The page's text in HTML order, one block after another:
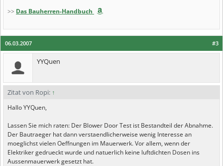
>> Das Bauherren-Handbuch
#3
06.03.2007
YYQuen
Zitat von Ropi: ↑
Hallo YYQuen,
Lassen Sie mich raten: Der Blower Door Test ist Bestandteil der Abnahme.
Der Bautraeger hat dann verstaendlicherweise wenig Interesse an
moeglichst vielen Oeffnungen im Mauerwerk. Vor allem, wenn der
Elektriker gedrueckt wurde und natuerlich keine luftdichten Dosen ins
Aussenmauerwerk gesetzt hat.